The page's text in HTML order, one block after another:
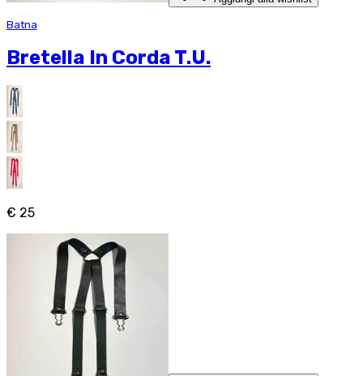
Batna
Bretella In Corda T.U.
€ 25